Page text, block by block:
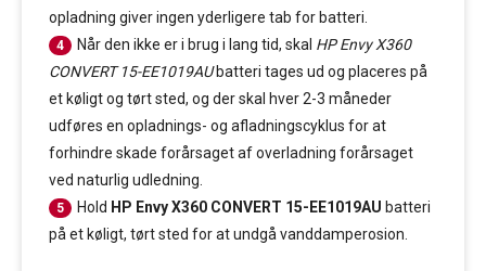
opladning giver ingen yderligere tab for batteri.
4 Når den ikke er i brug i lang tid, skal HP Envy X360
CONVERT 15-EE1019AUbatteri tages ud og placeres på
et køligt og tørt sted, og der skal hver 2-3 måneder
udføres en opladnings- og afladningscyklus for at
forhindre skade forårsaget af overladning forårsaget
ved naturlig udledning.
5 Hold HP Envy X360 CONVERT 15-EE1019AU batteri
på et køligt, tørt sted for at undgå vanddamperosion.